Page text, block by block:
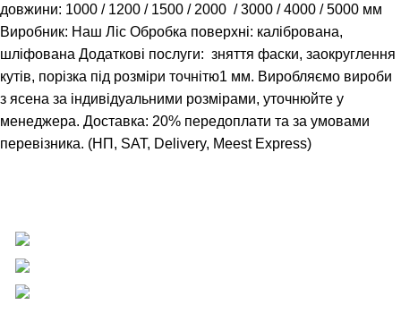
довжини: 1000 / 1200 / 1500 / 2000 /3000 /4000 /5000 мм
Виробник: Наш Ліс Обробка поверхні: калібрована,
шліфована Додаткові послуги: зняття фаски, заокруглення
кутів, порізка під розміри точнітю1 мм. Виробляємо вироби
з ясена за індивідуальними розмірами, уточнюйте у
менеджера. Доставка: 20% передоплати та за умовами
перевізника. (НП, SAT, Delivery, Meest Express)